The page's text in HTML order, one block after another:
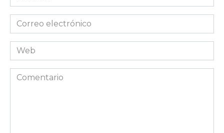
Correo
electrónico
Web
Comentario